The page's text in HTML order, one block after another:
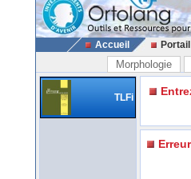
Accueil
Morphologie
TLFi
Erreur